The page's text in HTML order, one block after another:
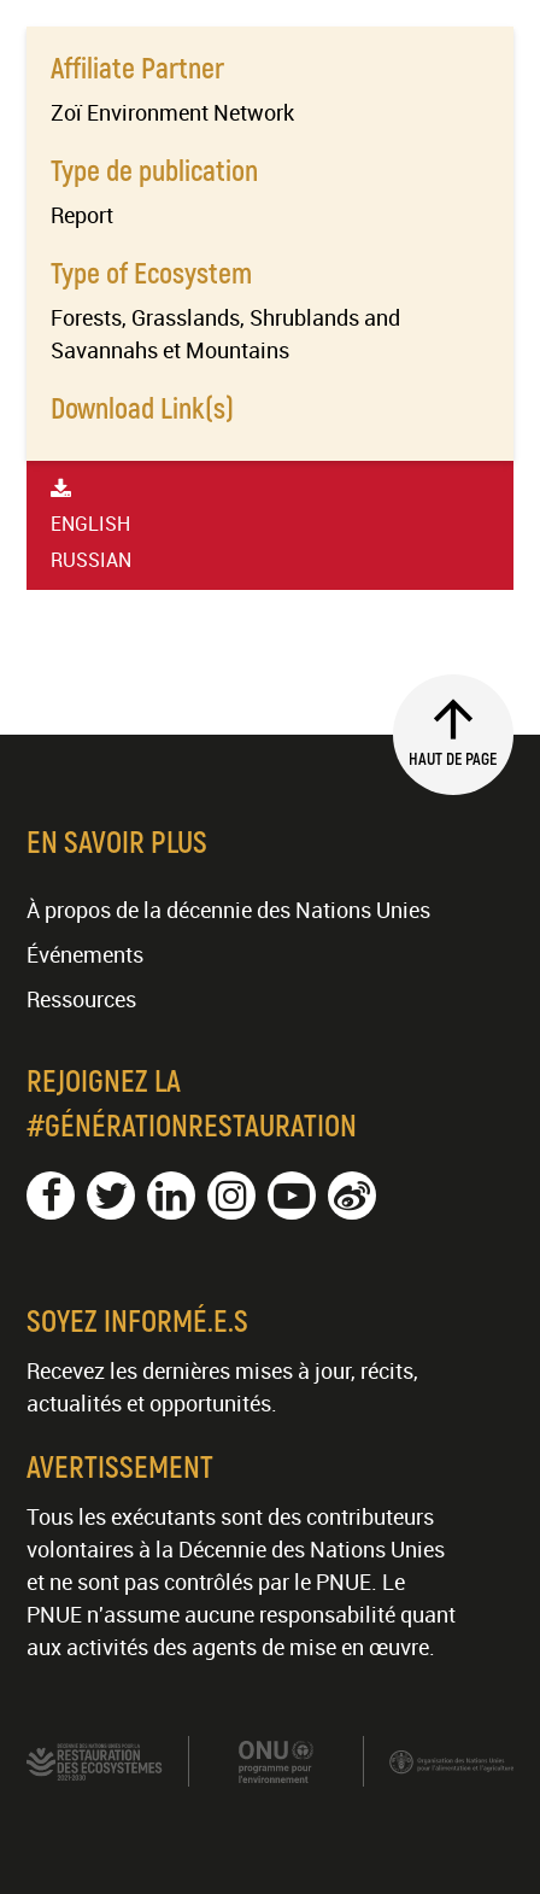
Affiliate Partner
Zoï Environment Network
Type de publication
Report
Type of Ecosystem
Forests, Grasslands, Shrublands and
Savannahs et Mountains
Download Link(s)
ENGLISH
RUSSIAN
HAUT DE PAGE
EN SAVOIR PLUS
À propos de la décennie des Nations Unies
Événements
Ressources
REJOIGNEZ LA
#GÉNÉRATIONRESTAURATION
SOYEZ INFORMÉ.E.S
Recevez les dernières mises à jour, récits,
actualités et opportunités.
AVERTISSEMENT
Tous les exécutants sont des contributeurs
volontaires à la Décennie des Nations Unies
et ne sont pas contrôlés par le PNUE. Le
PNUE n'assume aucune responsabilité quant
aux activités des agents de mise en œuvre.